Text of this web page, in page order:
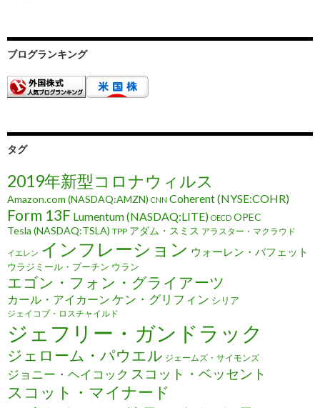
ブログランキング
タグ
2019年新型コロナウィルス
Amazon.com (NASDAQ:AMZN) CNN Coherent (NYSE:COHR)
Form 13F Lumentum (NASDAQ:LITE) OECD OPEC
Tesla (NASDAQ:TSLA) TPP アダム・スミス アラスター・マクラウド
イエレン インフレーション ウォーレン・バフェット
ウラジミール・プーチン ウラン
エゴン・フォン・グライアーツ
カール・アイカーン ケン・グリフィン シリア
ジェイコブ・ロスチャイルド
ジェフリー・ガンドラック
ジェローム・パウエル ジェームズ・サイモンズ
ジョニー・ヘイコック スコット・ベッセント
スコット・マイナード